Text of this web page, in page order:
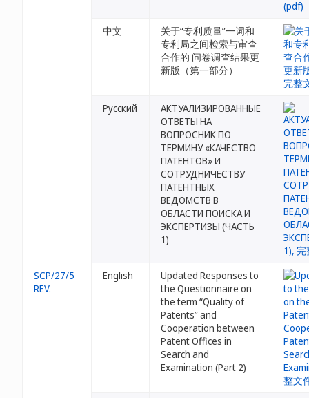
中文
关于“专利质量”一词和
专利局之间检索与审查
合作的 问卷调查结果更
新版（第一部分）
Русский
АКТУАЛИЗИРОВАННЫЕ
ОТВЕТЫ НА
ВОПРОСНИК ПО
ТЕРМИНУ «КАЧЕСТВО
ПАТЕНТОВ» И
СОТРУДНИЧЕСТВУ
ПАТЕНТНЫХ
ВЕДОМСТВ В
ОБЛАСТИ ПОИСКА И
ЭКСПЕРТИЗЫ (ЧАСТЬ
1)
SCP/27/5
REV.
English
Updated Responses to
the Questionnaire on
the term “Quality of
Patents” and
Cooperation between
Patent Offices in
Search and
Examination (Part 2)